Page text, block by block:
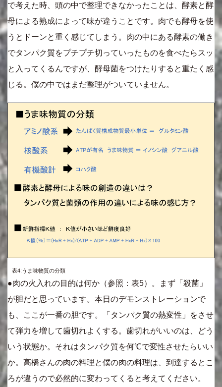
で考えた時、頭の中で整理できなかったことは、酵素と酵
母による熟成によって味が違うことです。肉でも酵母を使
うとドーンと重く感じてしまう。肉の中にある酵素の働き
でタンパク質をプチプチ切っていったものを食べたらスッ
と入ってくるんですが、酵母菌をつけたりすると重たく感
じる。僕の中ではまだ整理がついていません。
表4:うま味物質の分類
●肉の火入れの目的は何か（参照：表5）。まず「殺菌」
が胆だと思っています。本日のデモンストレーションで
も、ここが一番の胆です。「タンパク質の熱変性」をさせ
て弾力を増して歯切れよくする。歯切れがいいのは、どう
いう状態か。それはタンパク質を何℃で変性させたらいい
か。高橋さんの肉の料理と僕の肉の料理は、到達するとこ
ろが違うので必然的に変わってくると考えてください。